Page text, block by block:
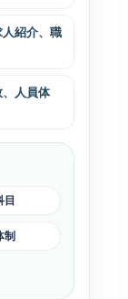
紹介、職
、人員体
目
制